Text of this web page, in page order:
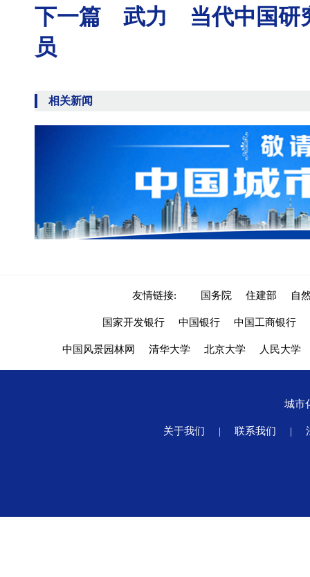
下一篇 武力 当代中国研
员
相关新闻
友情链接: 国务院 住建部 自
国家开发银行 中国银行 中国工商银行
中国风景园林网 清华大学 北京大学 人民大学
城市
关于我们 | 联系我们 |